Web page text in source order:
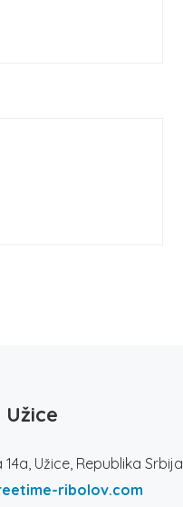
Užice, Republika Srbija
ribolov.com